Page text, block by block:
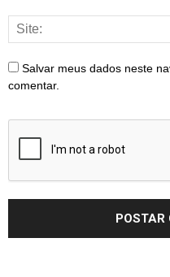
Salvar meus dados neste
comentar.